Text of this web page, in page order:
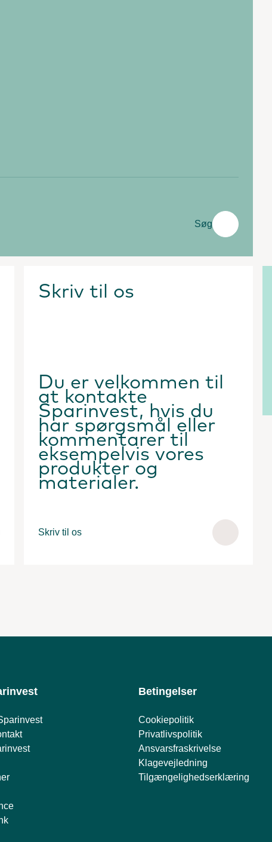
Søg
Skriv til os
Du er velkommen til
at kontakte
Sparinvest, hvis du
har spørgsmål eller
kommentarer til
eksempelvis vores
produkter og
materialer.
Skriv til os
Betingelser
Cookiepolitik
Privatlivspolitik
Ansvarsfraskrivelse
Klagevejledning
Tilgængelighedserklæring